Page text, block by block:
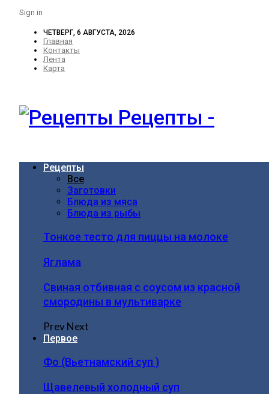
Sign in
ЧЕТВЕРГ, 6 АВГУСТА, 2026
Главная
Контакты
Лента
Карта
Рецепты -
Рецепты
Все
Заготовки
Блюда из мяса
Блюда из рыбы
Тонкое тесто для пиццы на молоке
Яглама
Свиная отбивная с соусом из красной
смородины в мультиварке
PrevNext
Первое
Фо (Вьетнамский суп )
Щавелевый холодный суп